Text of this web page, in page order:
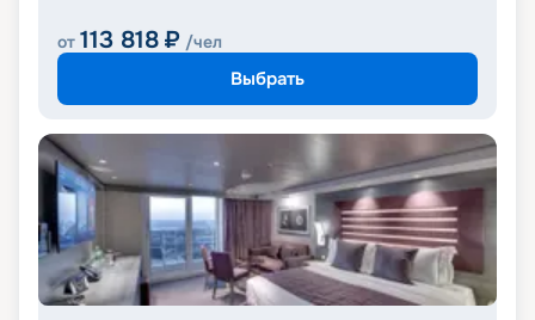
от 113 818 ₽ /чел
Выбрать